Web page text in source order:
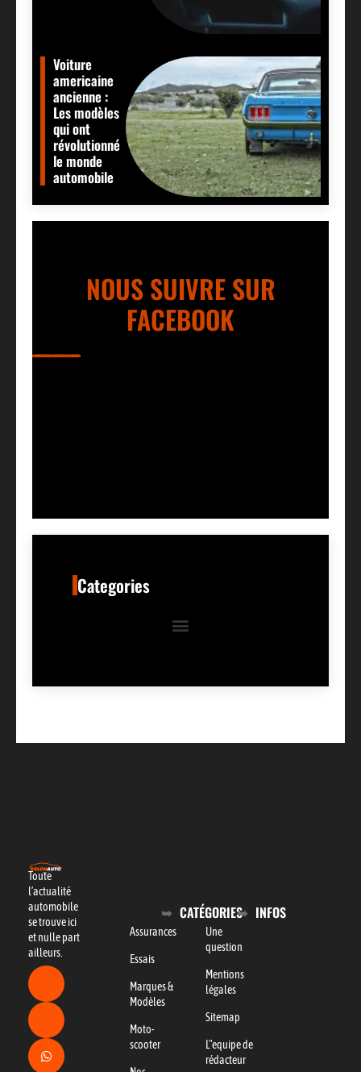
Voiture
americaine
ancienne :
Les modèles
qui ont
révolutionné
le monde
automobile
NOUS SUIVRE SUR
FACEBOOK
Categories
Toute
l’actualité
automobile
se trouve ici
et nulle part
ailleurs.
CATÉGORIES
Assurances
Essais
Marques &
Modèles
Moto-
scooter
INFOS
Une
question
Mentions
légales
Sitemap
L"equipe de
rédacteur